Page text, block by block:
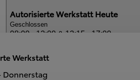
Autorisierte Werkstatt Heute
Geschlossen
08:00 - 12:00 & 13:15 - 17:00
Werkstatt
Autorisierter Händler